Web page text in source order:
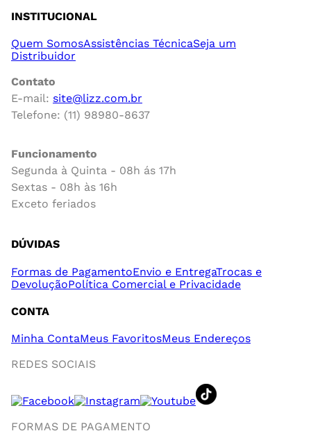
INSTITUCIONAL
Quem SomosAssistências TécnicaSeja um
Distribuidor
Contato
E-mail: site@lizz.com.br
Telefone: (11) 98980-8637
Funcionamento
Segunda à Quinta - 08h ás 17h
Sextas - 08h às 16h
Exceto feriados
DÚVIDAS
Formas de PagamentoEnvio e EntregaTrocas e
DevoluçãoPolítica Comercial e Privacidade
CONTA
Minha ContaMeus FavoritosMeus Endereços
REDES SOCIAIS
FORMAS DE PAGAMENTO